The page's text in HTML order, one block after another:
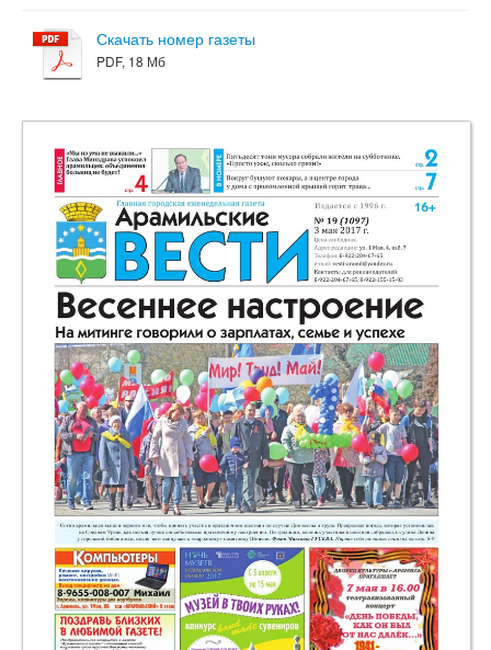
Скачать номер газеты
PDF, 18 Мб